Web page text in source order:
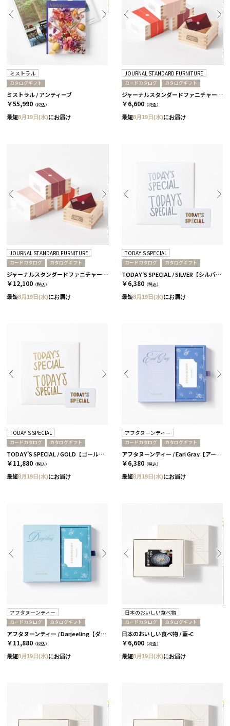
ミストラル
カタログギフト
ミストラル / アンティーブ
￥55,990 （税込）
最短8月19日(水)にお届け
JOURNAL STANDARD FURNITURE
カードカタログ カタログギフト
ジャーナルスタンダードファニチャー / 桜
￥6,600 （税込）
最短8月19日(水)にお届け
JOURNAL STANDARD FURNITURE
カードカタログ カタログギフト
ジャーナルスタンダードファニチャー / 蘭
￥12,100 （税込）
最短8月19日(水)にお届け
TODAY'S SPECIAL
カードカタログ カタログギフト
TODAY'S SPECIAL / SILVER【シルバー】
￥6,380 （税込）
最短8月19日(水)にお届け
TODAY'S SPECIAL
カードカタログ カタログギフト
TODAY'S SPECIAL / GOLD【ゴールド】
￥11,880 （税込）
最短8月19日(水)にお届け
アフタヌーンティー
カードカタログ カタログギフト
アフタヌーンティー / Earl Gray【アールグレイ】
￥6,380 （税込）
最短8月19日(水)にお届け
アフタヌーンティー
カードカタログ カタログギフト
アフタヌーンティー / Darjeeling【ダージリン】
￥11,880 （税込）
最短8月19日(水)にお届け
日本のおいしい食べ物
カードカタログ カタログギフト
日本のおいしい食べ物 / 藍-C
￥6,600 （税込）
最短8月19日(水)にお届け